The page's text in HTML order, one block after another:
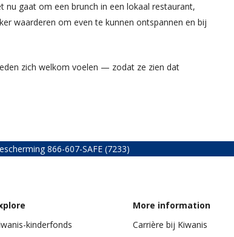
gaat om een brunch in een lokaal restaurant,
waarderen om even te kunnen ontspannen en bij
zich welkom voelen — zodat ze zien dat
866-607-SAFE (7233)
kinderfonds
More information
Carrière bij Kiwanis